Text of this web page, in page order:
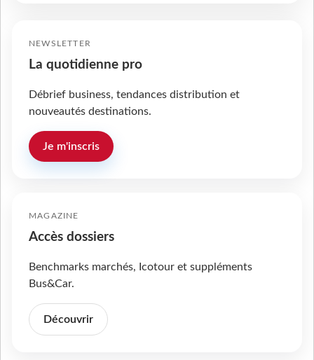
NEWSLETTER
La quotidienne pro
Débrief business, tendances distribution et
nouveautés destinations.
Je m'inscris
MAGAZINE
Accès dossiers
Benchmarks marchés, Icotour et suppléments
Bus&Car.
Découvrir